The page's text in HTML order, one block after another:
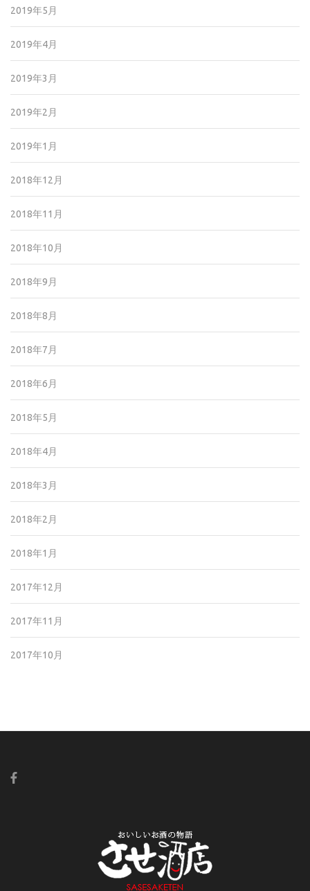
2019年5月
2019年4月
2019年3月
2019年2月
2019年1月
2018年12月
2018年11月
2018年10月
2018年9月
2018年8月
2018年7月
2018年6月
2018年5月
2018年4月
2018年3月
2018年2月
2018年1月
2017年12月
2017年11月
2017年10月